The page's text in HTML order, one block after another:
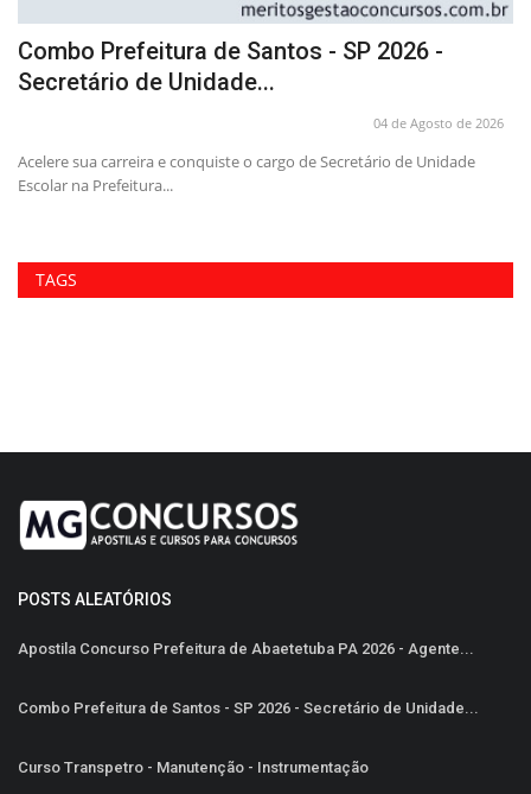
Combo Prefeitura de Santos - SP 2026 -
Secretário de Unidade...
04 de Agosto de 2026
Acelere sua carreira e conquiste o cargo de Secretário de Unidade
Escolar na Prefeitura...
TAGS
POSTS ALEATÓRIOS
Apostila Concurso Prefeitura de Abaetetuba PA 2026 - Agente...
Combo Prefeitura de Santos - SP 2026 - Secretário de Unidade...
Curso Transpetro - Manutenção - Instrumentação